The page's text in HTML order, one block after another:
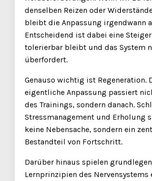
denselben Reizen oder
bleibt die Anpassung irgendwann
Entscheidend ist dabei eine
tolerierbar bleibt und das System
überfordert.
Genauso wichtig ist Regeneration.
eigentliche Anpassung passiert
des Trainings, sondern danach.
Stressmanagement und Erholung
keine Nebensache, sondern ein
Bestandteil von Fortschritt.
Darüber hinaus spielen
Lernprinzipien des Nervensystems